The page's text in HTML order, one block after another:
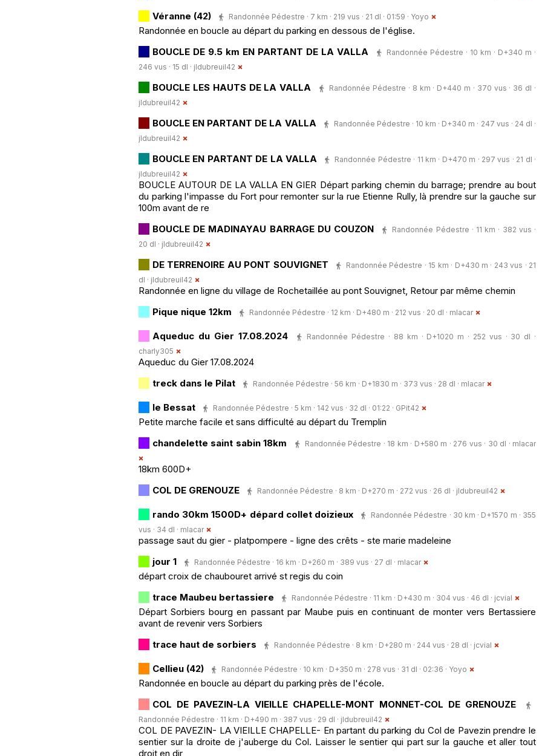
Véranne (42) Randonnée Pédestre · 7 km · 219 vus · 21 dl · 01:59 · Yoyo
Randonnée en boucle au départ du parking en dessous de l'église.
BOUCLE DE 9.5 km EN PARTANT DE LA VALLA
Randonnée Pédestre · 10 km · D+340 m ·
246 vus · 15 dl · jldubreuil42
BOUCLE LES HAUTS DE LA VALLA
Randonnée Pédestre · 8 km · D+440 m · 370 vus · 36 dl ·
jldubreuil42
BOUCLE EN PARTANT DE LA VALLA
Randonnée Pédestre · 10 km · D+340 m · 247 vus · 24 dl ·
jldubreuil42
BOUCLE EN PARTANT DE LA VALLA
Randonnée Pédestre · 11 km · D+470 m · 297 vus · 21 dl ·
jldubreuil42
BOUCLE AUTOUR DE LA VALLA EN GIER Départ parking chemin du barrage; prendre au bout
du parking l'impasse du Fort pour remonter sur la rue Etienne Rully, là prendre sur la gauche sur
100m avant de re
BOUCLE DE MADINAYAU BARRAGE DU COUZON
Randonnée Pédestre · 11 km · 382 vus ·
20 dl · jldubreuil42
DE TERRENOIRE AU PONT SOUVIGNET
Randonnée Pédestre · 15 km · D+430 m · 243 vus · 21
dl · jldubreuil42
Randonnée en ligne du village de Rochetaillée au pont Souvignet, Retour par même chemin
Pique nique 12km
Randonnée Pédestre · 12 km · D+480 m · 212 vus · 20 dl · mlacar
Aqueduc du Gier 17.08.2024
Randonnée Pédestre · 88 km · D+1020 m · 252 vus · 30 dl ·
charly305
Aqueduc du Gier 17.08.2024
treck dans le Pilat
Randonnée Pédestre · 56 km · D+1830 m · 373 vus · 28 dl · mlacar
le Bessat Randonnée Pédestre · 5 km · 142 vus · 32 dl · 01:22 · GPit42
Petite marche facile et sans difficulté au départ du Tremplin
chandelette saint sabin 18km
Randonnée Pédestre · 18 km · D+580 m · 276 vus · 30 dl · mlacar
18km 600D+
COL DE GRENOUZE
Randonnée Pédestre · 8 km · D+270 m · 272 vus · 26 dl · jldubreuil42
rando 30km 1500D+ dépard collet doizieux
Randonnée Pédestre · 30 km · D+1570 m · 355
vus · 34 dl · mlacar
passage saut du gier - platpompere - ligne des crêts - ste marie madeleine
jour 1
Randonnée Pédestre · 16 km · D+260 m · 389 vus · 27 dl · mlacar
départ croix de chaubouret arrivé st regis du coin
trace Maubeu bertassiere
Randonnée Pédestre · 11 km · D+430 m · 304 vus · 46 dl · jcvial
Départ Sorbiers bourg en passant par Maube puis en continuant de monter vers Bertassiere
avant de revenir vers Sorbiers
trace haut de sorbiers
Randonnée Pédestre · 8 km · D+280 m · 244 vus · 28 dl · jcvial
Cellieu (42) Randonnée Pédestre · 10 km · D+350 m · 278 vus · 31 dl · 02:36 · Yoyo
Randonnée en boucle au départ du parking près de l'école.
COL DE PAVEZIN-LA VIEILLE CHAPELLE-MONT MONNET-COL DE GRENOUZE
Randonnée Pédestre · 11 km · D+490 m · 387 vus · 29 dl · jldubreuil42
COL DE PAVEZIN- LA VIEILLE CHAPELLE- En partant du parking du Col de Pavezin prendre le
sentier sur la droite de j'auberge du Col. Laisser le sentier qui part sur la gauche et aller tout
droit en dir